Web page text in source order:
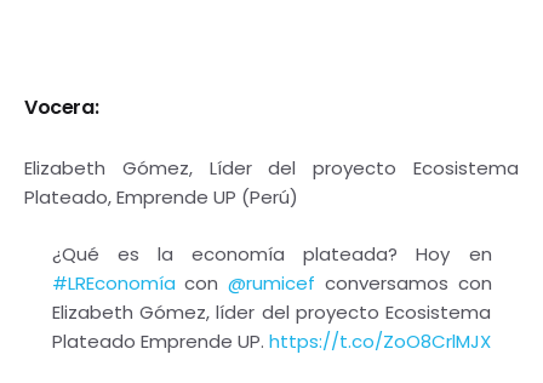
Vocera:
Elizabeth Gómez, Líder del proyecto Ecosistema
Plateado, Emprende UP (Perú)
¿Qué es la economía plateada? Hoy en
#LREconomía con @rumicef conversamos con
Elizabeth Gómez, líder del proyecto Ecosistema
Plateado Emprende UP. https://t.co/ZoO8CrlMJX